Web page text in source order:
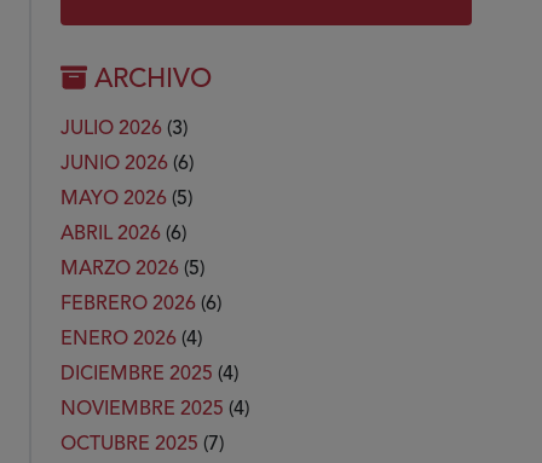
ARCHIVO
JULIO 2026 (3)
JUNIO 2026 (6)
MAYO 2026 (5)
ABRIL 2026 (6)
MARZO 2026 (5)
FEBRERO 2026 (6)
ENERO 2026 (4)
DICIEMBRE 2025 (4)
NOVIEMBRE 2025 (4)
OCTUBRE 2025 (7)